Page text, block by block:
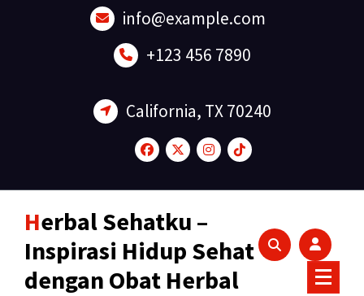
info@example.com
+123 456 7890
California, TX 70240
Herbal Sehatku –
Inspirasi Hidup Sehat
dengan Obat Herbal